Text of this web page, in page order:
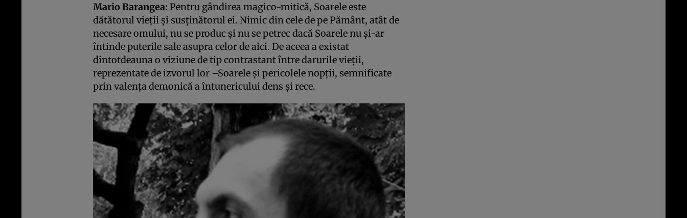
Mario Barangea: Pentru gândirea magico-mitică, Soarele este
dătătorul vieţii şi susţinătorul ei. Nimic din cele de pe Pământ, atât de
necesare omului, nu se produc şi nu se petrec dacă Soarele nu şi-ar
întinde puterile sale asupra celor de aici. De aceea a existat
dintotdeauna o viziune de tip contrastant între darurile vieţii,
reprezentate de izvorul lor –Soarele şi pericolele nopţii, semnificate
prin valenţa demonică a întunericului dens şi rece.